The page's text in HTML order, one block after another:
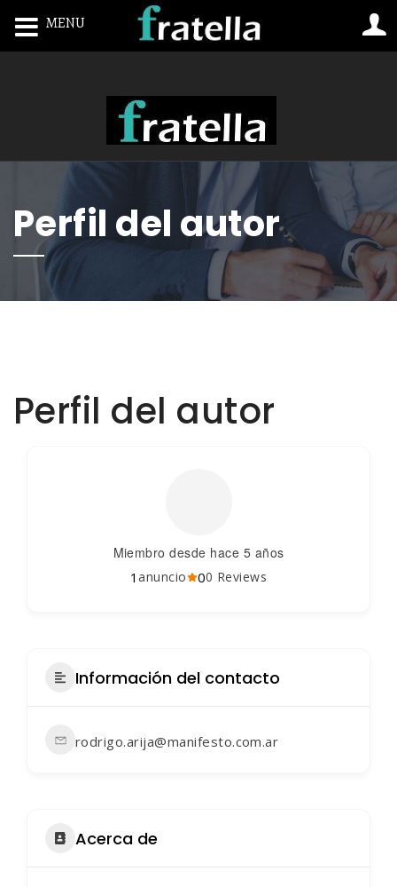
Perfil del autor
Perfil del autor
Miembro desde hace 5 años
00 Reviews
1anuncio
Información del contacto
rodrigo.arija@manifesto.com.ar
Acerca de
MENU